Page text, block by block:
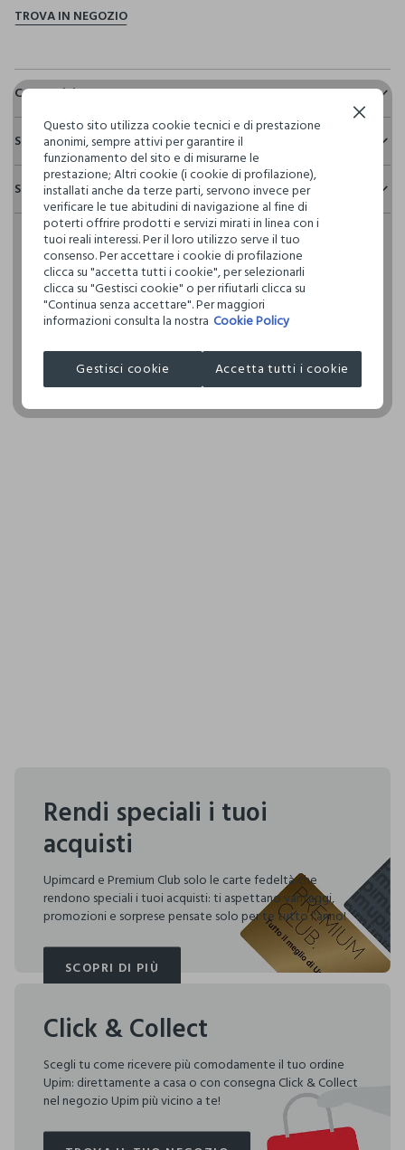
Composizione e cura
Composizione:
100% COTONE
NON CANDEGGIARE
TEMPERATURA MASSIMA 30°C - PROCEDURA DELICATA
NON LAVARE A SECCO
NON ASCIUGARE IN ASCIUGA BIANCHERIA A TAMBURO
ROTATIVO
150°C
Sostenibilità e trasparenza
Sicurezza
Il 100% dei nostri articoli viene sottoposto a test chimico-
fisici, per verificarne il rispetto dei limiti che abbiamo
definito per l’uso di sostanze chimiche, talvolta anche più
restrittivi rispetto a quelli previsti dalla normativa
internazionale.
Clicca qui per vedere i dettagli
M.M KNITWEAR LTD
MADE IN BANGLADESH
Spedizione e resi
Hai fino a 30 giorni dalla consegna del tuo ordine online per
cambiare idea e restituire i prodotti che hai acquistato.
Rendi speciali i tuoi
acquisti
Upimcard e Premium Club solo le carte fedeltà che
rendono speciali i tuoi acquisti: ti aspettano vantaggi,
promozioni e sorprese pensate solo per te tutto l'anno!
SCOPRI DI PIÙ
SCOPRI DI PIÙ
Click & Collect
Scegli tu come ricevere più comodamente il tuo ordine
Upim: direttamente a casa o con consegna Click & Collect
nel negozio Upim più vicino a te!
Questo sito utilizza cookie tecnici e di prestazione
anonimi, sempre attivi per garantire il
funzionamento del sito e di misurarne le
prestazione; Altri cookie (i cookie di profilazione),
installati anche da terze parti, servono invece per
verificare le tue abitudini di navigazione al fine di
poterti offrire prodotti e servizi mirati in linea con i
tuoi reali interessi. Per il loro utilizzo serve il tuo
consenso. Per accettare i cookie di profilazione
clicca su "accetta tutti i cookie", per selezionarli
clicca su "Gestisci cookie" o per rifiutarli clicca su
"Continua senza accettare". Per maggiori
informazioni consulta la nostra Cookie Policy
Gestisci cookie Accetta tutti i cookie
Continua senza accettare